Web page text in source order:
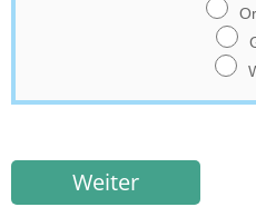
Weiter